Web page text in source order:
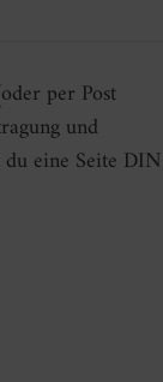
per Post
und
du eine Seite